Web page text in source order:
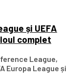
și UEFA
complet
League,
Europa League și